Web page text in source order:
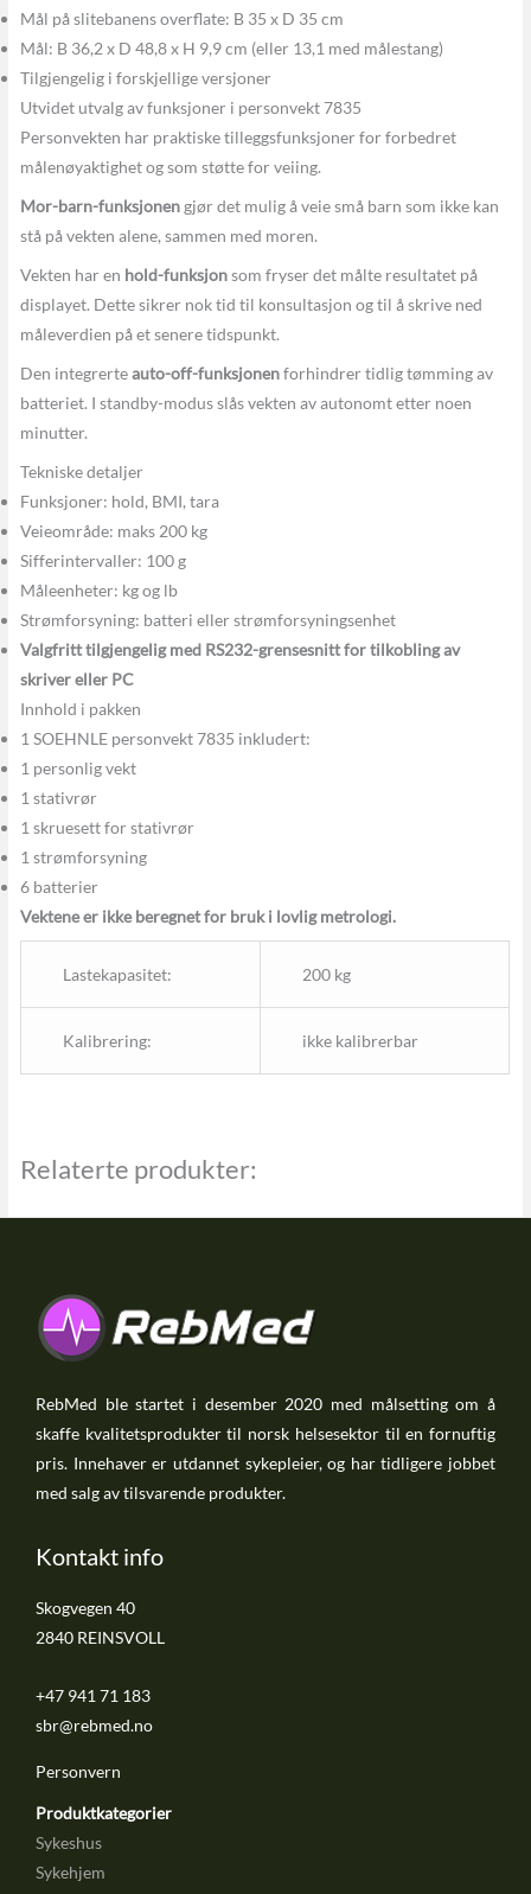
Mål på slitebanens overflate: B 35 x D 35 cm
Mål: B 36,2 x D 48,8 x H 9,9 cm (eller 13,1 med målestang)
Tilgjengelig i forskjellige versjoner
Utvidet utvalg av funksjoner i personvekt 7835
Personvekten har praktiske tilleggsfunksjoner for forbedret
målenøyaktighet og som støtte for veiing.
Mor-barn-funksjonen gjør det mulig å veie små barn som ikke kan
stå på vekten alene, sammen med moren.
Vekten har en hold-funksjonsom fryser det målte resultatet på
displayet. Dette sikrer nok tid til konsultasjon og til å skrive ned
måleverdien på et senere tidspunkt.
Den integrerteauto-off-funksjonenforhindrer tidlig tømming av
batteriet. I standby-modus slås vekten av autonomt etter noen
minutter.
Tekniske detaljer
Funksjoner: hold, BMI, tara
Veieområde: maks 200 kg
Sifferintervaller: 100 g
Måleenheter: kg og lb
Strømforsyning: batteri eller strømforsyningsenhet
Valgfritt tilgjengelig med RS232-grensesnitt for tilkobling av
skriver eller PC
Innhold i pakken
1 SOEHNLE personvekt 7835 inkludert:
1 personlig vekt
1 stativrør
1 skruesett for stativrør
1 strømforsyning
6 batterier
Vektene er ikke beregnet for bruk i lovlig metrologi.
Lastekapasitet: 200 kg
Kalibrering: ikke kalibrerbar
Relaterte produkter:
RebMed ble startet i desember 2020 med målsetting om å
skaffe kvalitetsprodukter til norsk helsesektor til en fornuftig
pris. Innehaver er utdannet sykepleier, og har tidligere jobbet
med salg av tilsvarende produkter.
Kontakt info
Skogvegen 40
2840 REINSVOLL
+47 941 71 183
sbr@rebmed.no
Personvern
Produktkategorier
Sykeshus
Sykehjem